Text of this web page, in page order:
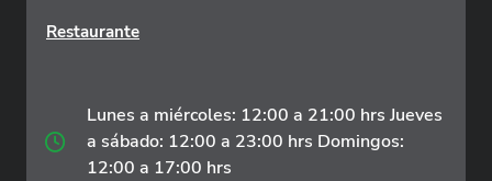
Restaurante
Lunes a miércoles: 12:00 a 21:00 hrs Jueves
a sábado: 12:00 a 23:00 hrs Domingos:
12:00 a 17:00 hrs